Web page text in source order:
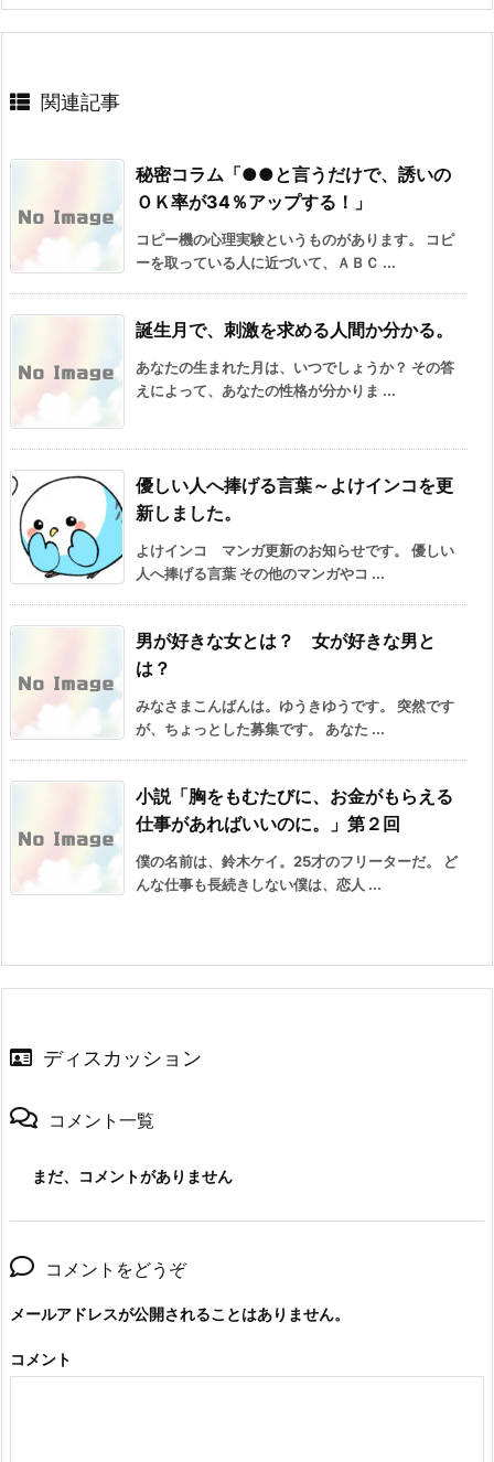
関連記事
秘密コラム「●●と言うだけで、誘いの
ＯＫ率が34％アップする！」
コピー機の心理実験というものがあります。 コピ
ーを取っている人に近づいて、ＡＢＣ ...
誕生月で、刺激を求める人間か分かる。
あなたの生まれた月は、いつでしょうか？ その答
えによって、あなたの性格が分かりま ...
優しい人へ捧げる言葉～よけインコを更
新しました。
よけインコ マンガ更新のお知らせです。 優しい
人へ捧げる言葉 その他のマンガやコ ...
男が好きな女とは？ 女が好きな男と
は？
みなさまこんばんは。ゆうきゆうです。 突然です
が、ちょっとした募集です。 あなた ...
小説「胸をもむたびに、お金がもらえる
仕事があればいいのに。」第２回
僕の名前は、鈴木ケイ。25才のフリーターだ。 ど
んな仕事も長続きしない僕は、恋人 ...
ディスカッション
コメント一覧
まだ、コメントがありません
コメントをどうぞ
メールアドレスが公開されることはありません。
コメント